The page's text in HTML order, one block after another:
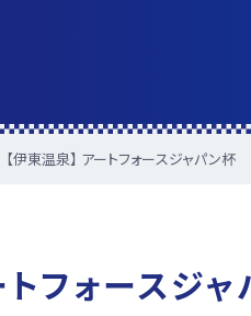
【伊東温泉】 アートフォースジャパン杯
トフォースジ